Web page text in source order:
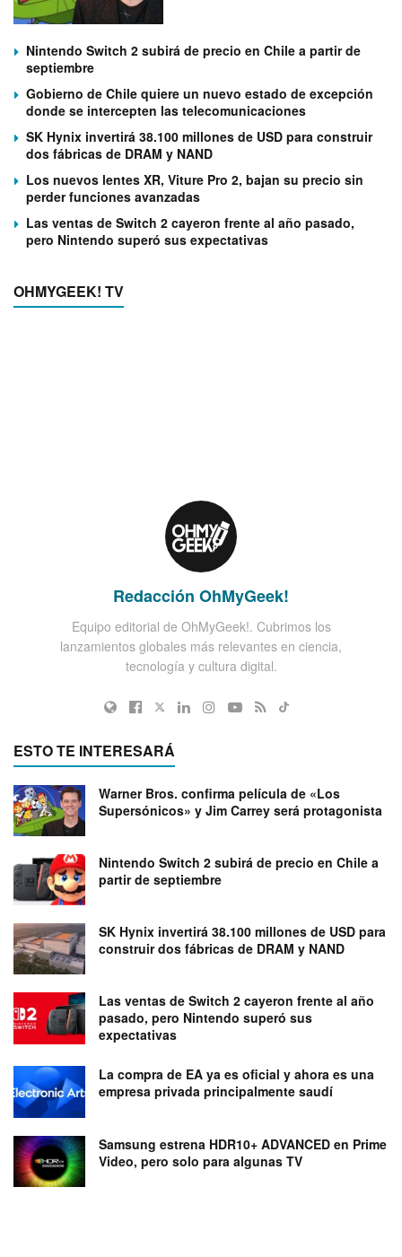
Nintendo Switch 2 subirá de precio en Chile a partir de
septiembre
Gobierno de Chile quiere un nuevo estado de excepción
donde se intercepten las telecomunicaciones
SK Hynix invertirá 38.100 millones de USD para construir
dos fábricas de DRAM y NAND
Los nuevos lentes XR, Viture Pro 2, bajan su precio sin
perder funciones avanzadas
Las ventas de Switch 2 cayeron frente al año pasado,
pero Nintendo superó sus expectativas
OHMYGEEK! TV
Redacción OhMyGeek!
Equipo editorial de OhMyGeek!. Cubrimos los
lanzamientos globales más relevantes en ciencia,
tecnología y cultura digital.
ESTO TE INTERESARÁ
Warner Bros. confirma película de «Los
Supersónicos» y Jim Carrey será protagonista
Nintendo Switch 2 subirá de precio en Chile a
partir de septiembre
SK Hynix invertirá 38.100 millones de USD para
construir dos fábricas de DRAM y NAND
Las ventas de Switch 2 cayeron frente al año
pasado, pero Nintendo superó sus
expectativas
La compra de EA ya es oficial y ahora es una
empresa privada principalmente saudí
Samsung estrena HDR10+ ADVANCED en Prime
Video, pero solo para algunas TV